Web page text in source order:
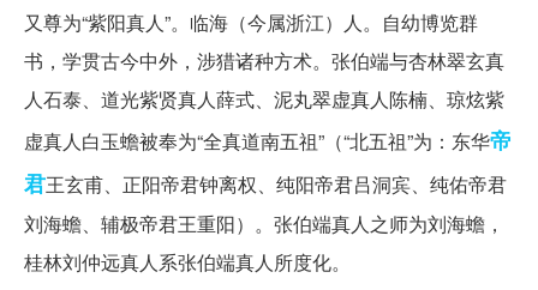
又尊为“紫阳真人”。临海（今属浙江）人。自幼博览群
书，学贯古今中外，涉猎诸种方术。张伯端与杏林翠玄真
人石泰、道光紫贤真人薛式、泥丸翠虚真人陈楠、琼炫紫
虚真人白玉蟾被奉为“全真道南五祖”（“北五祖”为：东华帝
君王玄甫、正阳帝君钟离权、纯阳帝君吕洞宾、纯佑帝君
刘海蟾、辅极帝君王重阳）。张伯端真人之师为刘海蟾，
桂林刘仲远真人系张伯端真人所度化。